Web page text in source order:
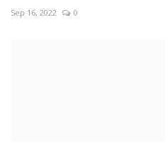
Sep 16, 2022 0